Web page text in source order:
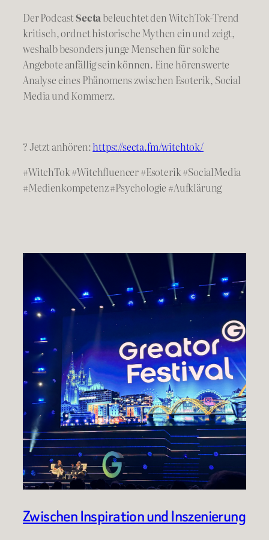
Der PodcastSectabeleuchtet den WitchTok-Trend
kritisch, ordnet historische Mythen ein und zeigt,
weshalb besonders junge Menschen für solche
Angebote anfällig sein können. Eine hörenswerte
Analyse eines Phänomens zwischen Esoterik, Social
Media und Kommerz.
? Jetzt anhören:https://secta.fm/witchtok/
#WitchTok #Witchfluencer #Esoterik #SocialMedia
#Medienkompetenz #Psychologie #Aufklärung
Zwischen Inspiration und Inszenierung